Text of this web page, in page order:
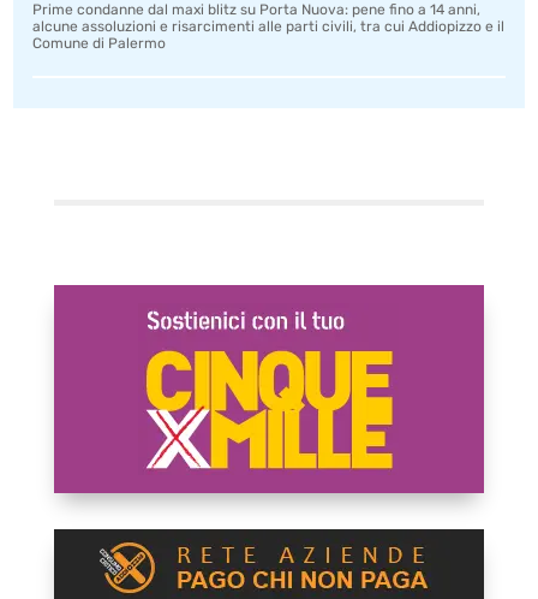
Prime condanne dal maxi blitz su Porta Nuova: pene fino a 14 anni,
alcune assoluzioni e risarcimenti alle parti civili, tra cui Addiopizzo e il
Comune di Palermo